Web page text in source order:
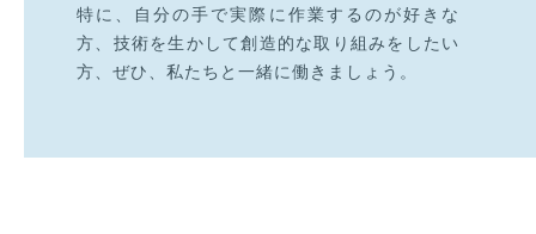
特に、自分の手で実際に作業するのが好きな
方、技術を生かして創造的な取り組みをしたい
方、ぜひ、私たちと一緒に働きましょう。